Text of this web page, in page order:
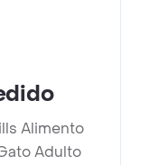
Alimento
Adulto